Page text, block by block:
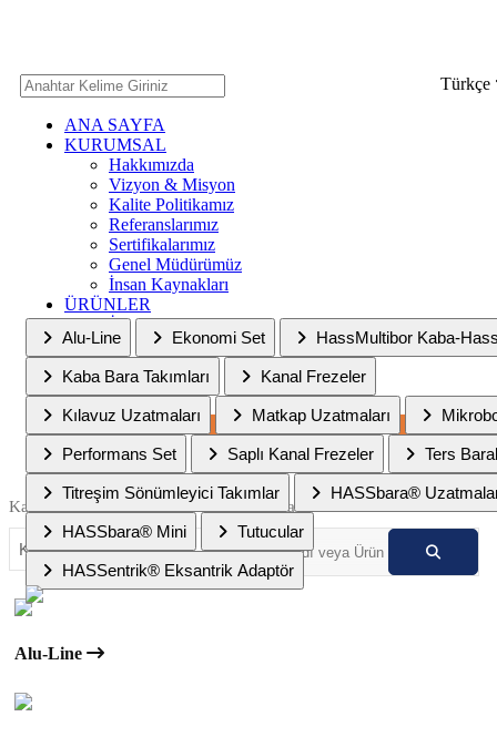
Türkçe
ANA SAYFA
KURUMSAL
Hakkımızda
Vizyon & Misyon
Kalite Politikamız
Referanslarımız
Sertifikalarımız
Genel Müdürümüz
İnsan Kaynakları
ÜRÜNLER
Alu-Line
Ekonomi Set HassMultibor Kaba-
Kaba Bara Takımları Kanal Frezeler
Kılavuz Uzatmaları Matkap Uzatmaları
Performans Set Saplı Kanal Frezeler Ters
Titreşim Sönümleyici Takımlar HASSbara®
HASSbara® Mini Tutucular
HASSentrik® Eksantrik Adaptör
SERVİS
MEDYA
Haberler
Fuarlar
Bayimiz Olun
ÜRÜNLERİMİZ
Ana Sayfa
Kategoriler: Arama:
Alu-Line